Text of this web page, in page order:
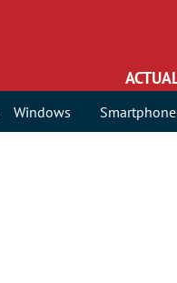
Windows